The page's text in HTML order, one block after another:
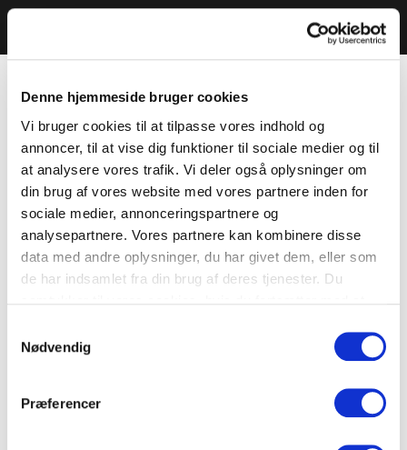
Denne hjemmeside bruger cookies
Vi bruger cookies til at tilpasse vores indhold og
annoncer, til at vise dig funktioner til sociale medier og til
at analysere vores trafik. Vi deler også oplysninger om
din brug af vores website med vores partnere inden for
sociale medier, annonceringspartnere og
analysepartnere. Vores partnere kan kombinere disse
data med andre oplysninger, du har givet dem, eller som
de har indsamlet fra din brug af deres tjenester. Du
Nødvendig
Præferencer